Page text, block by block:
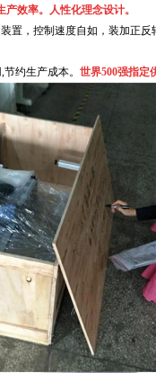
产效率。人性化理念设计。
置，控制速度自如，装加正反
约生产成本。 世界500强指定